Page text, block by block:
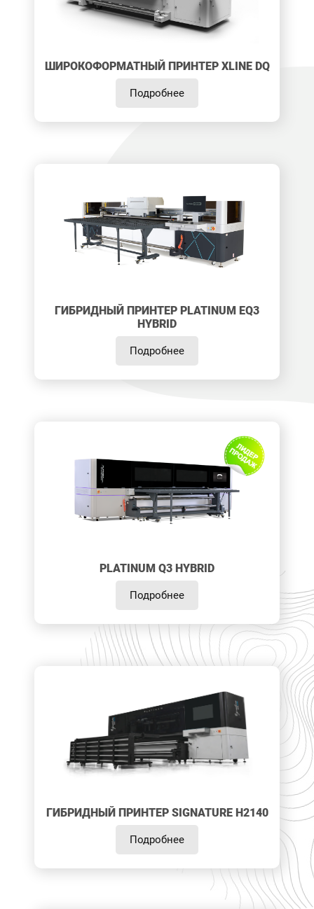
ШИРОКОФОРМАТНЫЙ ПРИНТЕР XLINE DQ
Подробнее
ГИБРИДНЫЙ ПРИНТЕР PLATINUM EQ3
HYBRID
Подробнее
PLATINUM Q3 HYBRID
Подробнее
ГИБРИДНЫЙ ПРИНТЕР SIGNATURE H2140
Подробнее